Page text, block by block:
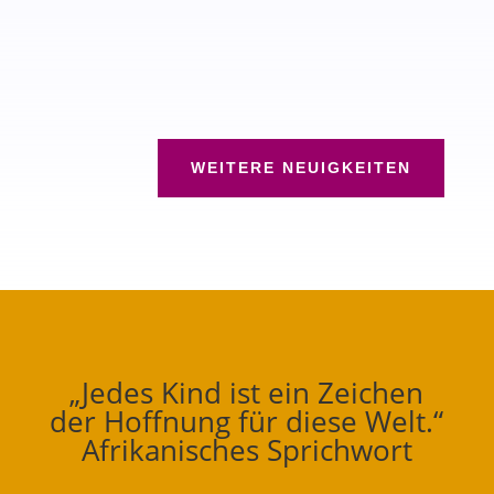
WEITERE NEUIGKEITEN
„Jedes Kind ist ein Zeichen
der Hoffnung für diese Welt.“
Afrikanisches Sprichwort